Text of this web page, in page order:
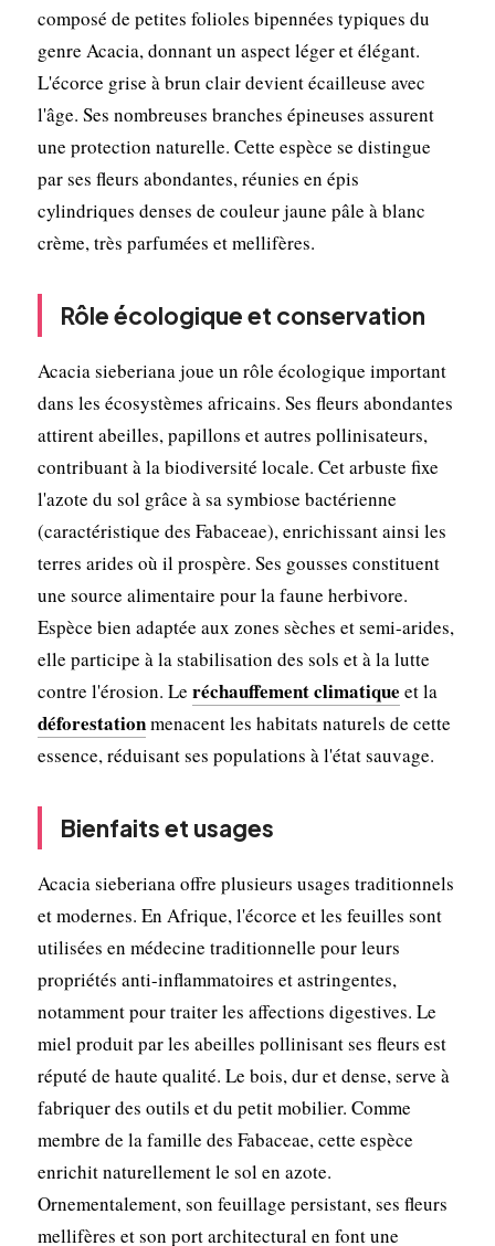
composé de petites folioles bipennées typiques du
genre Acacia, donnant un aspect léger et élégant.
L'écorce grise à brun clair devient écailleuse avec
l'âge. Ses nombreuses branches épineuses assurent
une protection naturelle. Cette espèce se distingue
par ses fleurs abondantes, réunies en épis
cylindriques denses de couleur jaune pâle à blanc
crème, très parfumées et mellifères.
Rôle écologique et conservation
Acacia sieberiana joue un rôle écologique important
dans les écosystèmes africains. Ses fleurs abondantes
attirent abeilles, papillons et autres pollinisateurs,
contribuant à la biodiversité locale. Cet arbuste fixe
l'azote du sol grâce à sa symbiose bactérienne
(caractéristique des Fabaceae), enrichissant ainsi les
terres arides où il prospère. Ses gousses constituent
une source alimentaire pour la faune herbivore.
Espèce bien adaptée aux zones sèches et semi-arides,
elle participe à la stabilisation des sols et à la lutte
contre l'érosion. Le réchauffement climatique et la
déforestationmenacent les habitats naturels de cette
essence, réduisant ses populations à l'état sauvage.
Bienfaits et usages
Acacia sieberiana offre plusieurs usages traditionnels
et modernes. En Afrique, l'écorce et les feuilles sont
utilisées en médecine traditionnelle pour leurs
propriétés anti-inflammatoires et astringentes,
notamment pour traiter les affections digestives. Le
miel produit par les abeilles pollinisant ses fleurs est
réputé de haute qualité. Le bois, dur et dense, serve à
fabriquer des outils et du petit mobilier. Comme
membre de la famille des Fabaceae, cette espèce
enrichit naturellement le sol en azote.
Ornementalement, son feuillage persistant, ses fleurs
mellifères et son port architectural en font une